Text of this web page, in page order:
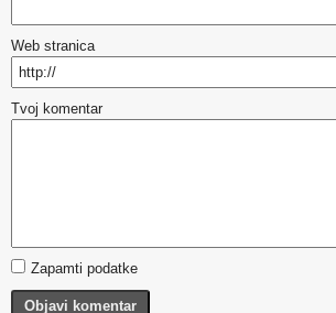
Web stranica
Tvoj komentar
Zapamti podatke
Objavi komentar